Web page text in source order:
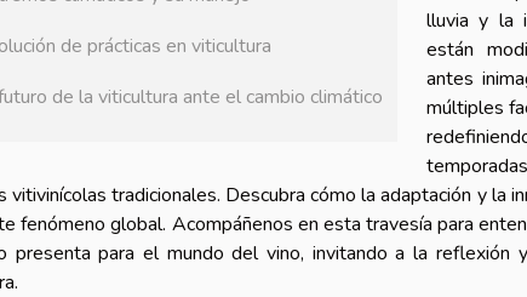
de prácticas en viticultura
de la viticultura ante el cambio climático
lluvia y la
están
antes
múltiples
vitivinícolas tradicionales. Descubra cómo la adaptación y la
fenómeno global. Acompáñenos en esta travesía para
presenta para el mundo del vino, invitando a la